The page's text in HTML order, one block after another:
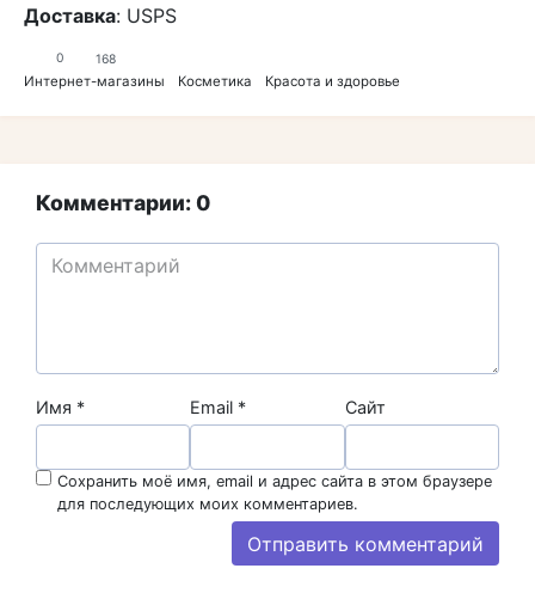
Доставка: USPS
0 168
Интернет-магазины Косметика Красота и здоровье
Комментарии: 0
Имя * Email * Сайт
Сохранить моё имя, email и адрес сайта в этом браузере
для последующих моих комментариев.